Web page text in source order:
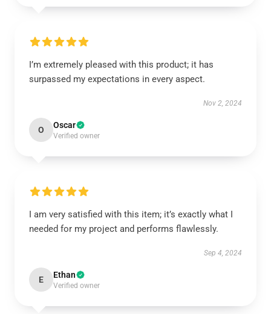
I’m extremely pleased with this product; it has
surpassed my expectations in every aspect.
Nov 2, 2024
O Oscar
Verified owner
I am very satisfied with this item; it’s exactly what I
needed for my project and performs flawlessly.
Sep 4, 2024
E Ethan
Verified owner